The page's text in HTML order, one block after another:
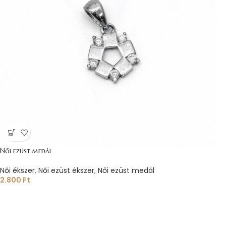
Női ezüst medál
Női ékszer, Női ezüst ékszer, Női ezüst medál
2.800 Ft